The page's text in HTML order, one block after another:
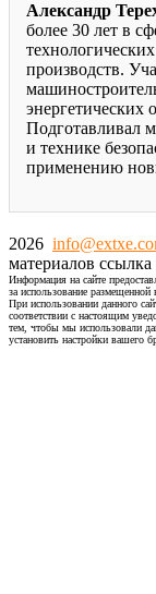
Александр
более 30 лет в
производств.
энергетических
Подготавливал
и технике
применению
2026
материалов ссылка
Информация на сайте
за использование размещенной
При использовании данного
соответствии с настоящим
тем, чтобы мы использовали
установить настройки вашего